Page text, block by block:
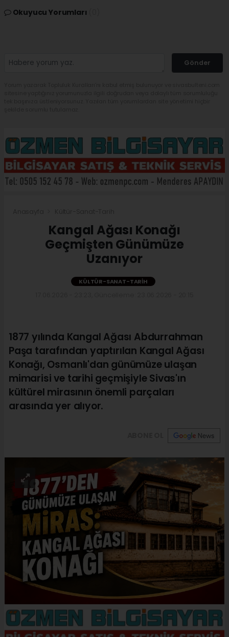
Okuyucu Yorumları
Gönder
Kangal Ağası Konağı
Geçmişten Günümüze
Uzanıyor
KÜLTÜR-SANAT-TARIH
1877 yılında Kangal Ağası Abdurrahman
Paşa tarafından yaptırılan Kangal Ağası
Konağı, Osmanlı'dan günümüze ulaşan
mimarisi ve tarihi geçmişiyle Sivas'ın
kültürel mirasının önemli parçaları
arasında yer alıyor.